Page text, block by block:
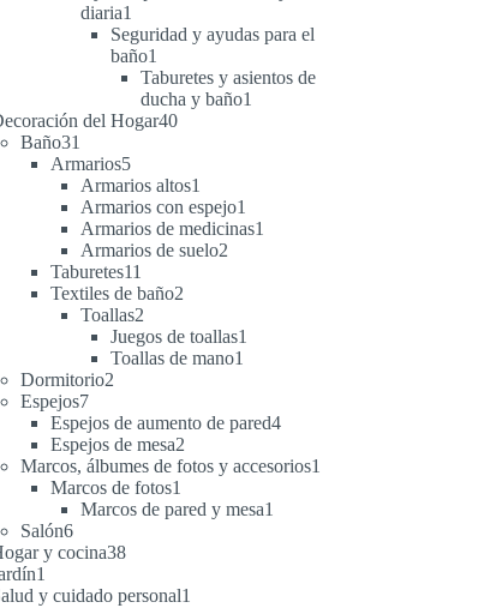
diaria1
producto
Seguridad y ayudas para el
baño1
producto
Taburetes y asientos de
ducha y baño1
del Hogar4040
Baño31
productos
Armarios55
productos
Armarios altos1
producto
Armarios con espejo1
producto
Armarios de medicinas1
Armarios de suelo2
Taburetes11
productos
Textiles de baño2
Toallas2
productos
Juegos de toallas1
Toallas de mano1
Dormitorio2
Espejos77
productos
Espejos de aumento de pared44
Espejos de mesa2
productos
Marcos, álbumes de fotos y accesorios1
Marcos de fotos1
producto
Marcos de pared y mesa1
Salón66
productos
y cocina3838
1
producto
y cuidado personal1